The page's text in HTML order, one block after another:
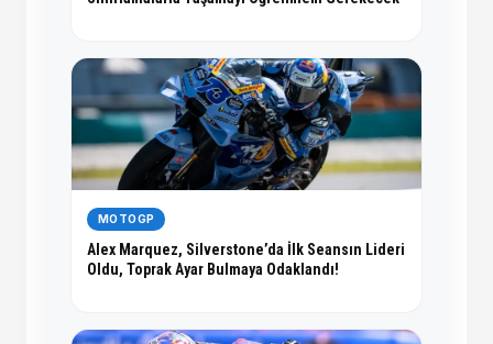
MOTOGP
Alex Marquez, Silverstone’da İlk Seansın Lideri
Oldu, Toprak Ayar Bulmaya Odaklandı!